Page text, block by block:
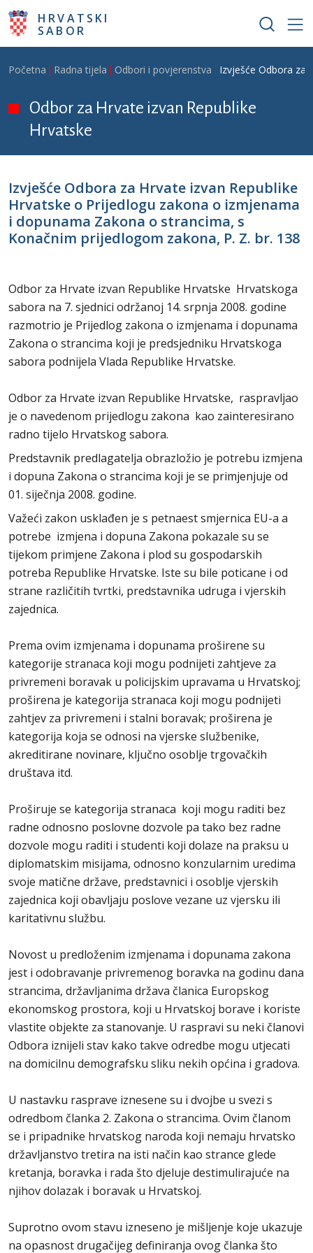
Skoči na glavni sadržaj
HRVATSKI
SABOR
Breadcrumb
Početna Radna tijela Odbori i povjerenstva Izvješće Odbora za
Odbor za Hrvate izvan Republike
Hrvatske
Izvješće Odbora za Hrvate izvan Republike
Hrvatske o Prijedlogu zakona o izmjenama
i dopunama Zakona o strancima, s
Konačnim prijedlogom zakona, P. Z. br. 138
Odbor za Hrvate izvan Republike Hrvatske Hrvatskoga
sabora na 7. sjednici održanoj 14. srpnja 2008. godine
razmotrio je Prijedlog zakona o izmjenama i dopunama
Zakona o strancima koji je predsjedniku Hrvatskoga
sabora podnijela Vlada Republike Hrvatske.
Odbor za Hrvate izvan Republike Hrvatske, raspravljao
je o navedenom prijedlogu zakona kao zainteresirano
radno tijelo Hrvatskog sabora.
Predstavnik predlagatelja obrazložio je potrebu izmjena
i dopuna Zakona o strancima koji je se primjenjuje od
01. siječnja 2008. godine.
Važeći zakon usklađen je s petnaest smjernica EU-a a
potrebe izmjena i dopuna Zakona pokazale su se
tijekom primjene Zakona i plod su gospodarskih
potreba Republike Hrvatske. Iste su bile poticane i od
strane različitih tvrtki, predstavnika udruga i vjerskih
zajednica.
Prema ovim izmjenama i dopunama proširene su
kategorije stranaca koji mogu podnijeti zahtjeve za
privremeni boravak u policijskim upravama u Hrvatskoj;
proširena je kategorija stranaca koji mogu podnijeti
zahtjev za privremeni i stalni boravak; proširena je
kategorija koja se odnosi na vjerske službenike,
akreditirane novinare, ključno osoblje trgovačkih
društava itd.
Proširuje se kategorija stranaca koji mogu raditi bez
radne odnosno poslovne dozvole pa tako bez radne
dozvole mogu raditi i studenti koji dolaze na praksu u
diplomatskim misijama, odnosno konzularnim uredima
svoje matične države, predstavnici i osoblje vjerskih
zajednica koji obavljaju poslove vezane uz vjersku ili
karitativnu službu.
Novost u predloženim izmjenama i dopunama zakona
jest i odobravanje privremenog boravka na godinu dana
strancima, državljanima država članica Europskog
ekonomskog prostora, koji u Hrvatskoj borave i koriste
vlastite objekte za stanovanje. U raspravi su neki članovi
Odbora iznijeli stav kako takve odredbe mogu utjecati
na domicilnu demografsku sliku nekih općina i gradova.
U nastavku rasprave iznesene su i dvojbe u svezi s
odredbom članka 2. Zakona o strancima. Ovim članom
se i pripadnike hrvatskog naroda koji nemaju hrvatsko
državljanstvo tretira na isti način kao strance glede
kretanja, boravka i rada što djeluje destimulirajuće na
njihov dolazak i boravak u Hrvatskoj.
Suprotno ovom stavu izneseno je mišljenje koje ukazuje
na opasnost drugačijeg definiranja ovog članka što